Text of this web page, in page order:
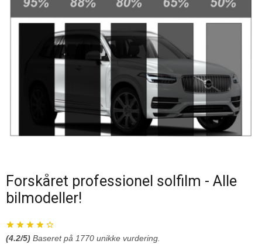
Forskåret professionel solfilm - Alle
bilmodeller!
(4.2/5) Baseret på 1770 unikke vurdering.